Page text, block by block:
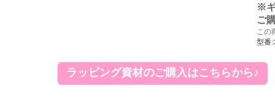
※ギ
ご
この
型番
ラッピング資材のご購入はこちらから♪